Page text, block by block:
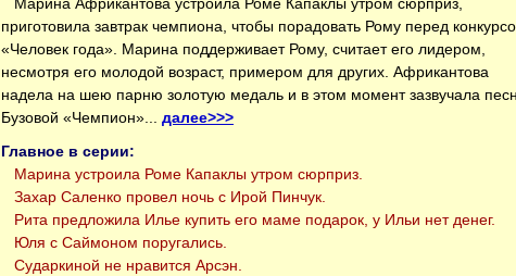
Марина Африкантова устроила Роме Капаклы утром сюрприз,
приготовила завтрак чемпиона, чтобы порадовать Рому перед
«Человек года». Марина поддерживает Рому, считает его лидером,
несмотря его молодой возраст, примером для других. Африкантова
надела на шею парню золотую медаль и в этом момент зазвучала
Бузовой «Чемпион»... далее>>>
Главное в серии:
Марина устроила Роме Капаклы утром сюрприз.
Захар Саленко провел ночь с Ирой Пинчук.
Рита предложила Илье купить его маме подарок, у Ильи нет денег.
Юля с Саймоном поругались.
Сударкиной не нравится Арсэн.